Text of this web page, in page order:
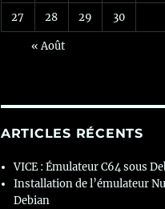
27 28 29 30
« Août
ARTICLES RÉCENTS
VICE : Émulateur C64 sous
Installation de l’émulateur
Debian